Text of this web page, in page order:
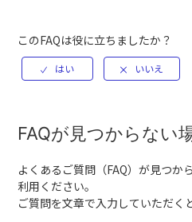
このFAQは役に立ちましたか？
FAQが見つからない
よくあるご質問（FAQ）が見つか
利用ください。
ご質問を文章で入力していただく